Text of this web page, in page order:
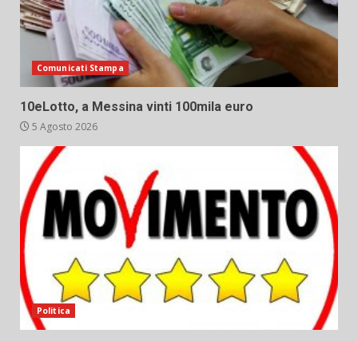
Comunicati Stampa
10eLotto, a Messina vinti 100mila euro
5 Agosto 2026
Politica